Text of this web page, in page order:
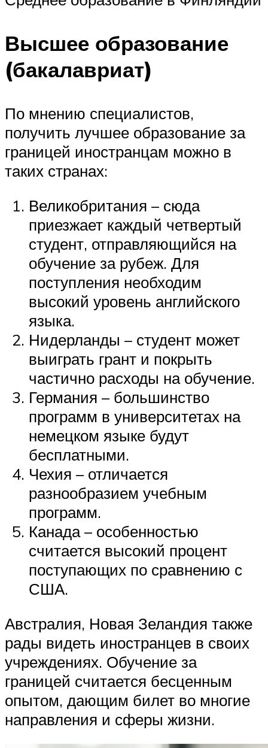
Высшее образование
(бакалавриат)
По мнению специалистов,
получить лучшее образование за
границей иностранцам можно в
таких странах:
Великобритания – сюда
приезжает каждый четвертый
студент, отправляющийся на
обучение за рубеж. Для
поступления необходим
высокий уровень английского
языка.
Нидерланды – студент может
выиграть грант и покрыть
частично расходы на обучение.
Германия – большинство
программ в университетах на
немецком языке будут
бесплатными.
Чехия – отличается
разнообразием учебным
программ.
Канада – особенностью
считается высокий процент
поступающих по сравнению с
США.
Австралия, Новая Зеландия также
рады видеть иностранцев в своих
учреждениях. Обучение за
границей считается бесценным
опытом, дающим билет во многие
направления и сферы жизни.